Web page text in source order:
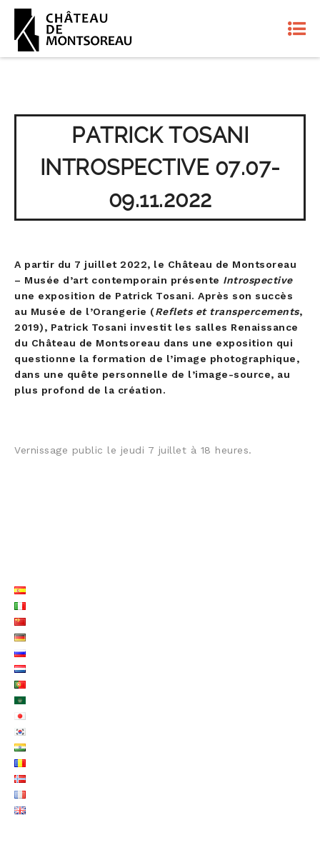
PATRICK TOSANI
INTROSPECTIVE 07.07-
09.11.2022
A partir du 7 juillet 2022, le Château de Montsoreau
– Musée d’art contemporain présente Introspective
une exposition de Patrick Tosani. Après son succès
au Musée de l’Orangerie (Reflets et transpercements,
2019), Patrick Tosani investit les salles Renaissance
du Château de Montsoreau dans une exposition qui
questionne la formation de l’image photographique,
dans une quête personnelle de l’image-source, au
plus profond de la création.
Vernissage public le jeudi 7 juillet à 18 heures.